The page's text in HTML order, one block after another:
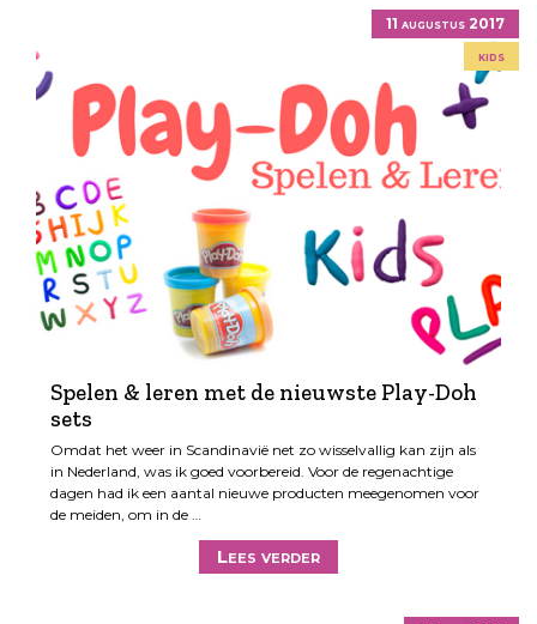
11 augustus 2017
kids
Spelen & leren met de nieuwste Play-Doh
sets
Omdat het weer in Scandinavië net zo wisselvallig kan zijn als
in Nederland, was ik goed voorbereid. Voor de regenachtige
dagen had ik een aantal nieuwe producten meegenomen voor
de meiden, om in de …
Lees verder